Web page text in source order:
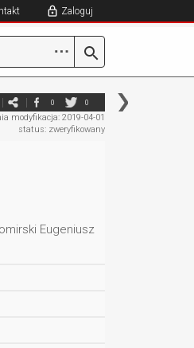
Zaloguj
⋯
0 0
modyfikacja: 2019-04-01
status: zweryfikowany
Eugeniusz